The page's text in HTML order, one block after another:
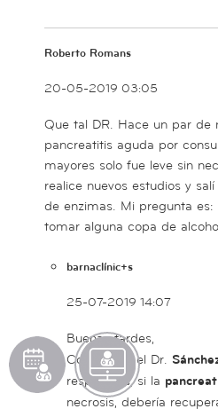
Roberto Romans
20-05-2019 03:05
Que tal DR. Hace un par de
pancreatitis aguda por
mayores solo fue leve sin
realice nuevos estudios y
de enzimas. Mi pregunta
tomar alguna copa de
barnaclínic+s
25-07-2019 14:07
Buenas tardes,
Como dice el Dr.
respuestas, si la
necrosis, debería
Pedir
cita
Solicitar
televisita